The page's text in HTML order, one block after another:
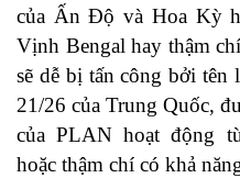
của Ấn Độ và Hoa Kỳ
Vịnh Bengal hay thậm
sẽ dễ bị tấn công bởi tên
21/26 của Trung Quốc,
của PLAN hoạt động
hoặc thậm chí có khả